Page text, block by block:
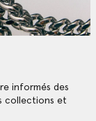
informés des
collections et